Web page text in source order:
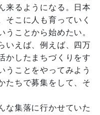
来るようになる。日本
そこに人も育っていく
うことから始めたい。
いえば、例えば、四万
かしたまちづくりをす
うことをやってみよう
たちで募集をして、そ
な集落に行かせていた